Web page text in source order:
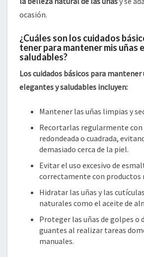
ocasión.
¿Cuáles son los cuidados
tener para mantener mis uñas
saludables?
Los cuidados básicos para mantener
elegantes y saludables incluyen:
Mantener las uñas limpias y
Recortarlas regularmente
redondeada o cuadrada,
demasiado cerca de la piel.
Evitar el uso excesivo de
correctamente con productos
Hidratar las uñas y las
naturales como el aceite de
Proteger las uñas de golpes o
guantes al realizar tareas
manuales.